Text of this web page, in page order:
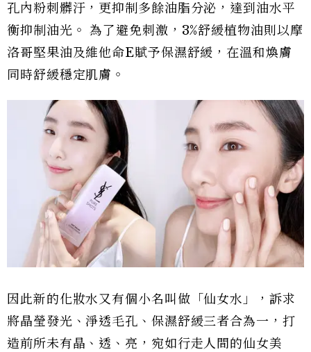
孔內粉刺髒汙，更抑制多餘油脂分泌，達到油水平
衡抑制油光。 為了避免刺激，3%舒緩植物油則以摩
洛哥堅果油及維他命E賦予保濕舒緩，在溫和煥膚
同時舒緩穩定肌膚。
因此新的化妝水又有個小名叫做「仙女水」，訴求
將晶瑩發光、淨透毛孔、保濕舒緩三者合為一，打
造前所未有晶、透、亮，宛如行走人間的仙女美